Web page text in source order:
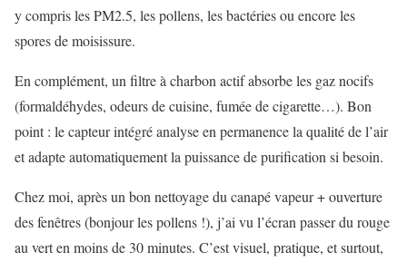
y compris les PM2.5, les pollens, les bactéries ou encore les
spores de moisissure.
En complément, un filtre à charbon actif absorbe les gaz nocifs
(formaldéhydes, odeurs de cuisine, fumée de cigarette…). Bon
point : le capteur intégré analyse en permanence la qualité de l’air
et adapte automatiquement la puissance de purification si besoin.
Chez moi, après un bon nettoyage du canapé vapeur + ouverture
des fenêtres (bonjour les pollens !), j’ai vu l’écran passer du rouge
au vert en moins de 30 minutes. C’est visuel, pratique, et surtout,